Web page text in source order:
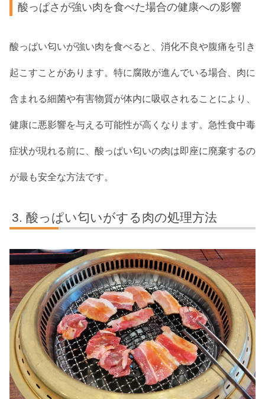
酸っぱさが強い肉を食べた場合の健康への影響
酸っぱい匂いが強い肉を食べると、消化不良や腹痛を引き
起こすことがあります。特に腐敗が進んでいる場合、肉に
含まれる細菌や有害物質が体内に吸収されることにより、
健康に悪影響を与える可能性が高くなります。急性食中毒
症状が現れる前に、酸っぱい匂いの肉は即座に廃棄するの
が最も安全な方法です。
酸っぱい匂いがする肉の処理方法